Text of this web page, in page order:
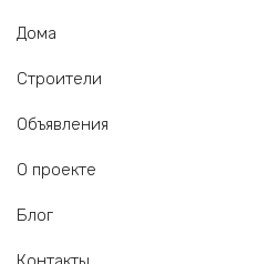
Дома
Строители
Объявления
О проекте
Блог